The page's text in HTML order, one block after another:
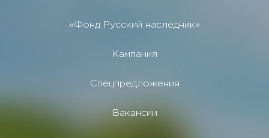
«Фонд Русский наследник»
Кампания
Спецпредложения
Вакансии